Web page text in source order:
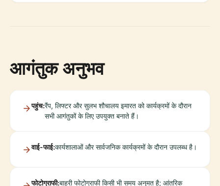
आगंतुक अनुभव
पहुंच:रैंप, लिफ्टर और सुलभ शौचालय इमारत को कार्यक्रमों के दौरान
सभी आगंतुकों के लिए उपयुक्त बनाते हैं।
वाई-फाई:कार्यशालाओं और सार्वजनिक कार्यक्रमों के दौरान उपलब्ध है।
फोटोग्राफी:बाहरी फोटोग्राफी किसी भी समय अनुमत है; आंतरिक